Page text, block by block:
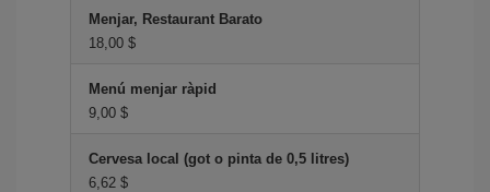
Menjar, Restaurant Barato
18,00 $
Menú menjar ràpid
9,00 $
Cervesa local (got o pinta de 0,5 litres)
6,62 $